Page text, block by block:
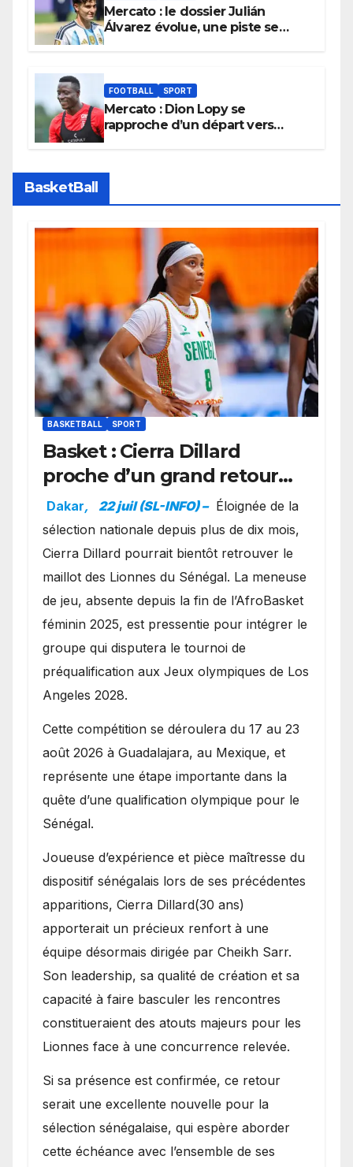
Mercato : le dossier Julián
Álvarez évolue, une piste se
FOOTBALL SPORT
Mercato : Dion Lopy se
rapproche d’un départ vers
BasketBall
BASKETBALL SPORT
Basket : Cierra Dillard
proche d’un grand retour
avec les Lionnes ?
Dakar, 22 juil (SL-INFO) – Éloignée de la
sélection nationale depuis plus de dix mois,
Cierra Dillard pourrait bientôt retrouver le
maillot des Lionnes du Sénégal. La meneuse
de jeu, absente depuis la fin de l’AfroBasket
féminin 2025, est pressentie pour intégrer le
groupe qui disputera le tournoi de
préqualification aux Jeux olympiques de Los
Angeles 2028.
Cette compétition se déroulera du 17 au 23
août 2026 à Guadalajara, au Mexique, et
représente une étape importante dans la
quête d’une qualification olympique pour le
Sénégal.
Joueuse d’expérience et pièce maîtresse du
dispositif sénégalais lors de ses précédentes
apparitions, Cierra Dillard(30 ans)
apporterait un précieux renfort à une
équipe désormais dirigée par Cheikh Sarr.
Son leadership, sa qualité de création et sa
capacité à faire basculer les rencontres
constitueraient des atouts majeurs pour les
Lionnes face à une concurrence relevée.
Si sa présence est confirmée, ce retour
serait une excellente nouvelle pour la
sélection sénégalaise, qui espère aborder
cette échéance avec l’ensemble de ses